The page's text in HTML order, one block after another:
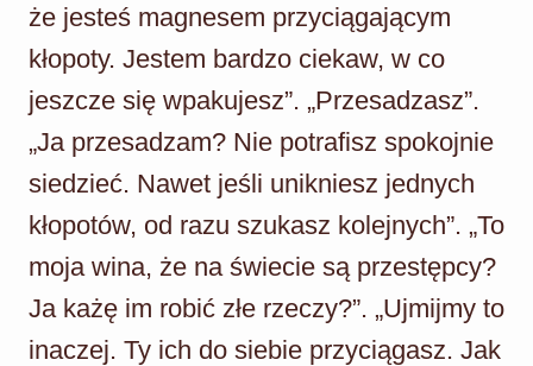
że jesteś magnesem przyciągającym
kłopoty. Jestem bardzo ciekaw, w co
jeszcze się wpakujesz”. „Przesadzasz”.
„Ja przesadzam? Nie potrafisz spokojnie
siedzieć. Nawet jeśli unikniesz jednych
kłopotów, od razu szukasz kolejnych”. „To
moja wina, że na świecie są przestępcy?
Ja każę im robić złe rzeczy?”. „Ujmijmy to
inaczej. Ty ich do siebie przyciągasz. Jak